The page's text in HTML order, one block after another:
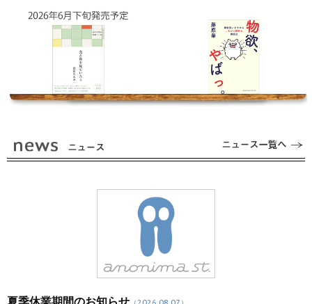
夏季休業期間のお知らせ